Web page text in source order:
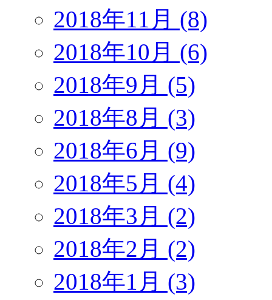
2018年11月 (8)
2018年10月 (6)
2018年9月 (5)
2018年8月 (3)
2018年6月 (9)
2018年5月 (4)
2018年3月 (2)
2018年2月 (2)
2018年1月 (3)